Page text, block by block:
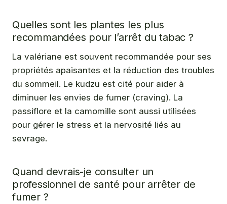
Quelles sont les plantes les plus
recommandées pour l’arrêt du tabac ?
La valériane est souvent recommandée pour ses
propriétés apaisantes et la réduction des troubles
du sommeil. Le kudzu est cité pour aider à
diminuer les envies de fumer (craving). La
passiflore et la camomille sont aussi utilisées
pour gérer le stress et la nervosité liés au
sevrage.
Quand devrais-je consulter un
professionnel de santé pour arrêter de
fumer ?